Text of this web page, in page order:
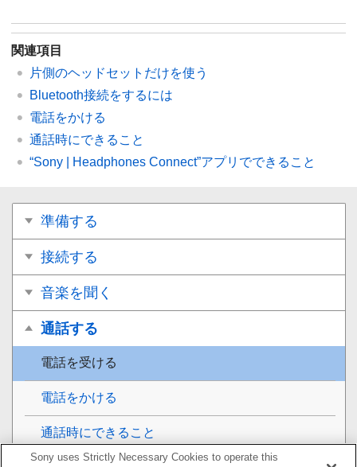
関連項目
片側のヘッドセットだけを使う
Bluetooth接続をするには
電話をかける
通話時にできること
“Sony | Headphones Connect”アプリでできること
準備する
接続する
音楽を聞く
通話する
電話を受ける
電話をかける
通話時にできること
Sony uses Strictly Necessary Cookies to operate this